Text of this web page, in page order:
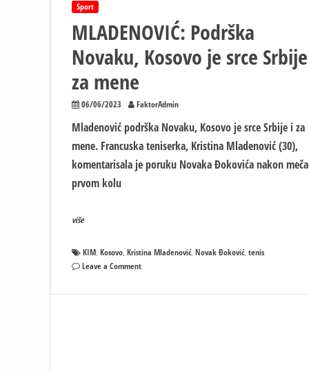
Sport
MLADENOVIĆ: Podrška
Novaku, Kosovo je srce
za mene
06/06/2023 FaktorAdmin
Mladenović podrška Novaku, Kosovo je srce Srbije i za
mene. Francuska teniserka, Kristina Mladenović (30),
komentarisala je poruku Novaka Đokovića nakon
prvom kolu
više
KIM, Kosovo, Kristina Mladenović, Novak Đoković, tenis
Leave a Commenton
Podrška